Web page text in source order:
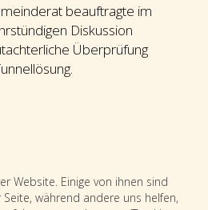
beauftragte im
Diskussion
Überprüfung
Website. Einige von ihnen sind
während andere uns helfen,